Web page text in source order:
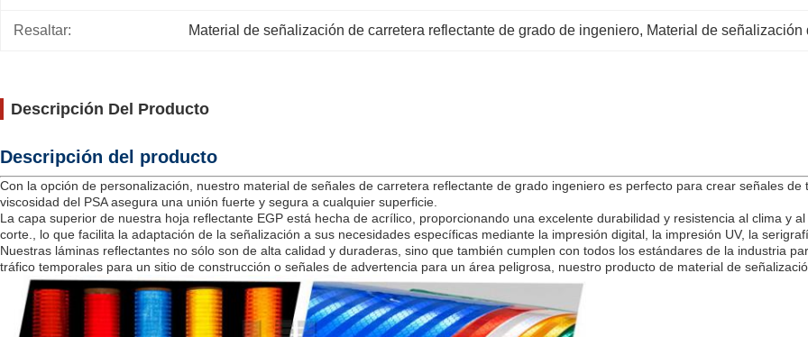
Resaltar: Material de señalización de carretera reflectante de grado de ingeniero, Material de señalización
Descripción Del Producto
Descripción del producto
Con la opción de personalización, nuestro material de señales de carretera reflectante de grado ingeniero es perfecto para crear señales
viscosidad del PSA asegura una unión fuerte y segura a cualquier superficie.
La capa superior de nuestra hoja reflectante EGP está hecha de acrílico, proporcionando una excelente durabilidad y resistencia al clima y
corte., lo que facilita la adaptación de la señalización a sus necesidades específicas mediante la impresión digital, la impresión UV, la
Nuestras láminas reflectantes no sólo son de alta calidad y duraderas, sino que también cumplen con todos los estándares de la industria
tráfico temporales para un sitio de construcción o señales de advertencia para un área peligrosa, nuestro producto de material de